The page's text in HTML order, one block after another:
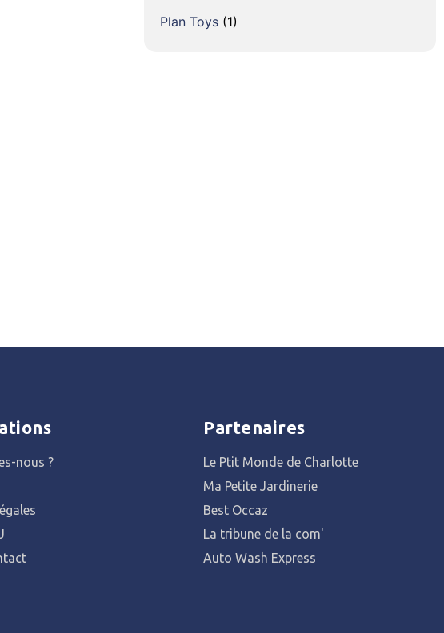
Plan Toys (1)
nous ?
Partenaires
Le Ptit Monde de Charlotte
Ma Petite Jardinerie
Best Occaz
La tribune de la com'
Auto Wash Express